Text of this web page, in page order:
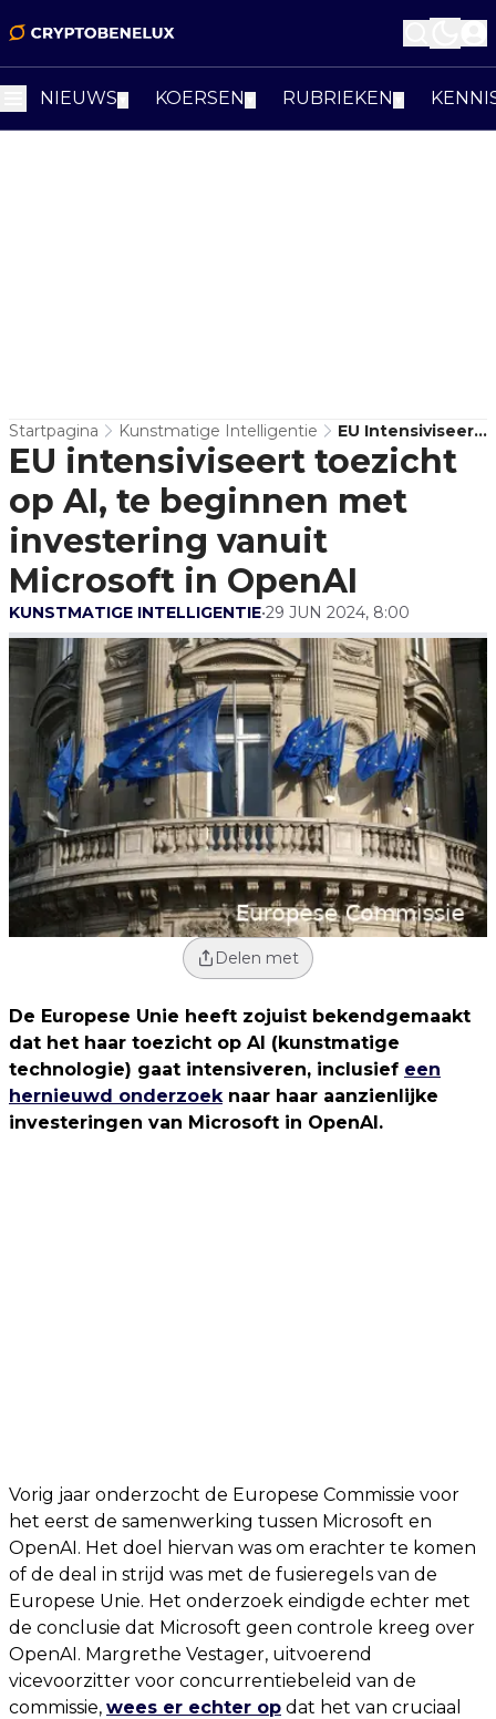
NIEUWS KOERSEN RUBRIEKEN
Startpagina Kunstmatige Intelligentie
EU Intensiviseert
Toezicht Op AI,
Te Beginnen Met
Investering
Vanuit Microsoft
EU intensiviseert toezicht
op AI, te beginnen met
investering vanuit
Microsoft in OpenAI
KUNSTMATIGE INTELLIGENTIE•29 JUN 2024, 8:00
Delen met
De Europese Unie heeft zojuist bekendgemaakt
dat het haar toezicht op AI (kunstmatige
technologie) gaat intensiveren, inclusief een
hernieuwd onderzoeknaar haar aanzienlijke
investeringen van Microsoft in OpenAI.
Vorig jaar onderzocht de Europese Commissie voor
het eerst de samenwerking tussen Microsoft en
OpenAI. Het doel hiervan was om erachter te komen
of de deal in strijd was met de fusieregels van de
Europese Unie. Het onderzoek eindigde echter met
de conclusie dat Microsoft geen controle kreeg over
OpenAI. Margrethe Vestager, uitvoerend
vicevoorzitter voor concurrentiebeleid van de
commissie, wees er echter op dat het van cruciaal